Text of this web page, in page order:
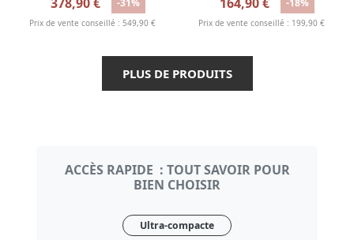
-31%
Prix de vente conseillé : 549,90 €
-18%
Prix de vente conseillé : 199,90 €
PLUS DE PRODUITS
ACCÈS RAPIDE : TOUT SAVOIR POUR
BIEN CHOISIR
Ultra-compacte